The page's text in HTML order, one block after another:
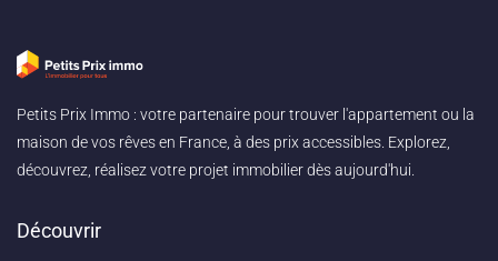
Petits Prix Immo : votre partenaire pour trouver l'appartement ou la
maison de vos rêves en France, à des prix accessibles. Explorez,
découvrez, réalisez votre projet immobilier dès aujourd'hui.
Découvrir